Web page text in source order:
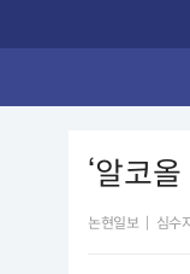
‘알코
논현일보 심수